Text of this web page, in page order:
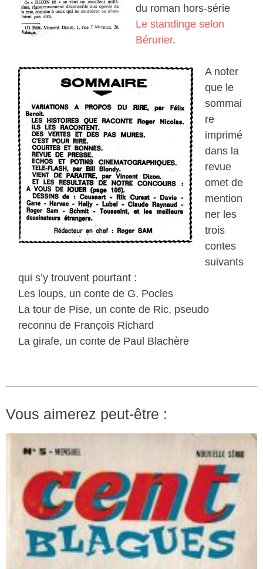
du roman hors-série
Le standinge selon
Bérurier.
A noter
que le
sommai
re
imprimé
dans la
revue
omet de
mention
ner les
trois
contes
suivants
qui s’y trouvent pourtant :
Les loups, un conte de G. Pocles
La tour de Pise, un conte de Ric, pseudo
reconnu de François Richard
La girafe, un conte de Paul Blachère
Vous aimerez peut-être :